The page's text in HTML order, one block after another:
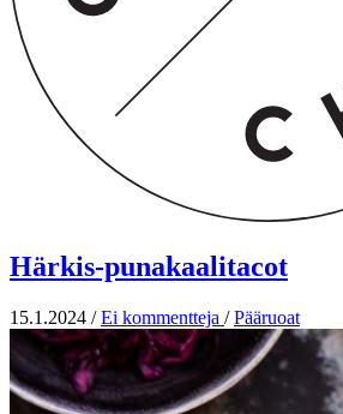
Härkis-punakaalitacot
15.1.2024 / Ei kommentteja / Pääruoat